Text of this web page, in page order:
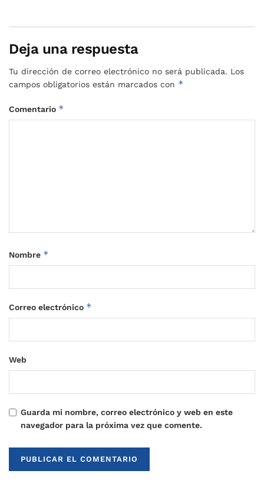
Deja una respuesta
Tu dirección de correo electrónico no será publicada. Los
campos obligatorios están marcados con *
Comentario *
Nombre *
Correo electrónico *
Web
Guarda mi nombre, correo electrónico y web en este
navegador para la próxima vez que comente.